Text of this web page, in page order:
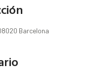
Barcelona